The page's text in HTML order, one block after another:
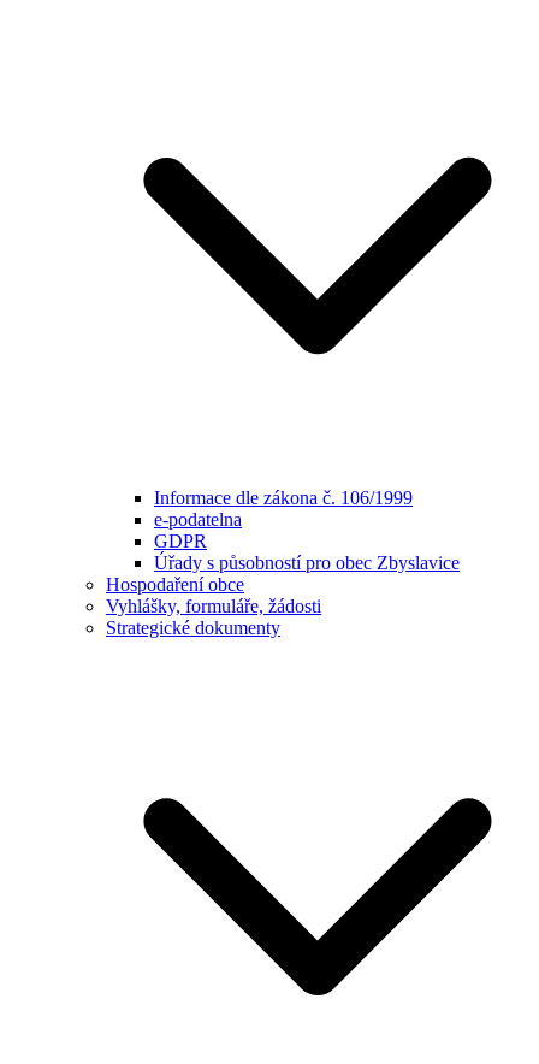
Informace dle zákona č. 106/1999
e-podatelna
GDPR
Úřady s působností pro obec Zbyslavice
Hospodaření obce
Vyhlášky, formuláře, žádosti
Strategické dokumenty